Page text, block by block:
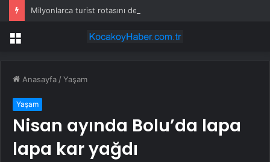
Menü
Anasayfa /Yaşam
Yaşam
Nisan ayında Bolu’da lapa
lapa kar yağdı